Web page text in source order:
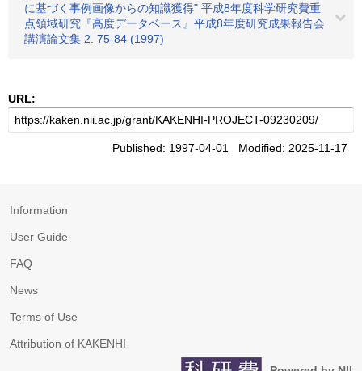
に基づく事例画像からの知識獲得" 平成8年度科学研究費重
点領域研究『高度データベース』平成8年度研究成果報告会
講演論文集 2. 75-84 (1997)
URL:
Published: 1997-04-01 Modified: 2025-11-17
Information
User Guide
FAQ
News
Terms of Use
Attribution of KAKENHI